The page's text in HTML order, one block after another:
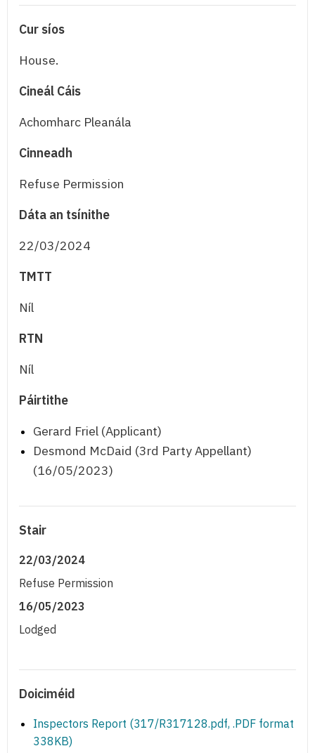
Cur síos
House.
Cineál Cáis
Achomharc Pleanála
Cinneadh
Refuse Permission
Dáta an tsínithe
22/03/2024
TMTT
Níl
RTN
Níl
Páirtithe
Gerard Friel (Applicant)
Desmond McDaid (3rd Party Appellant)
(16/05/2023)
Stair
22/03/2024
Refuse Permission
16/05/2023
Lodged
Doiciméid
Inspectors Report (317/R317128.pdf, .PDF format
338KB)